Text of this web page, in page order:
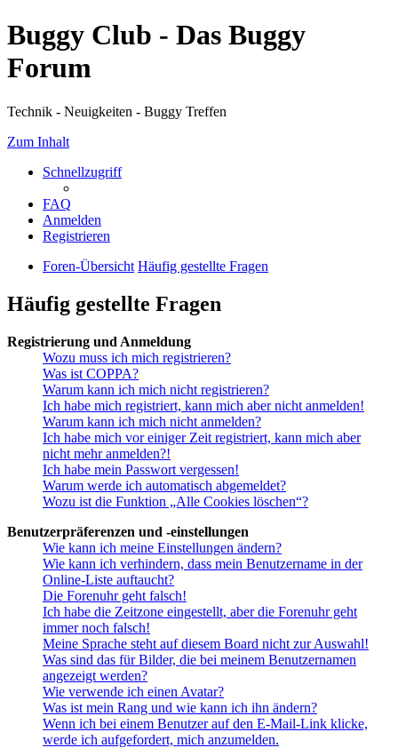
Buggy Club - Das Buggy
Forum
Technik - Neuigkeiten - Buggy Treffen
Zum Inhalt
Schnellzugriff
FAQ
Anmelden
Registrieren
Foren-Übersicht Häufig gestellte Fragen
Häufig gestellte Fragen
Registrierung und Anmeldung
Wozu muss ich mich registrieren?
Was ist COPPA?
Warum kann ich mich nicht registrieren?
Ich habe mich registriert, kann mich aber nicht anmelden!
Warum kann ich mich nicht anmelden?
Ich habe mich vor einiger Zeit registriert, kann mich aber
nicht mehr anmelden?!
Ich habe mein Passwort vergessen!
Warum werde ich automatisch abgemeldet?
Wozu ist die Funktion „Alle Cookies löschen“?
Benutzerpräferenzen und -einstellungen
Wie kann ich meine Einstellungen ändern?
Wie kann ich verhindern, dass mein Benutzername in der
Online-Liste auftaucht?
Die Forenuhr geht falsch!
Ich habe die Zeitzone eingestellt, aber die Forenuhr geht
immer noch falsch!
Meine Sprache steht auf diesem Board nicht zur Auswahl!
Was sind das für Bilder, die bei meinem Benutzernamen
angezeigt werden?
Wie verwende ich einen Avatar?
Was ist mein Rang und wie kann ich ihn ändern?
Wenn ich bei einem Benutzer auf den E-Mail-Link klicke,
werde ich aufgefordert, mich anzumelden.